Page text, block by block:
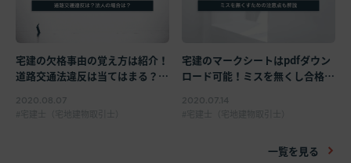
宅建の欠格事由の覚え方は紹介！
道路交通法違反は当てはまる？法
2020.08.07
宅建士（宅地建物取引士）
宅建のマークシートはpdfダウン
ロード可能！ミスを無くし合格す
2020.07.14
宅建士（宅地建物取引士）
一覧を見る